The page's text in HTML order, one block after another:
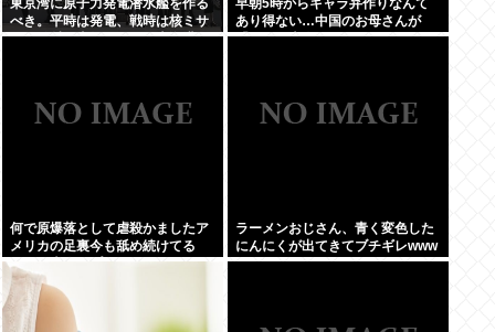
東京湾に原子力発電潜水艦を作る
べき。平時は発電、戦時は核ミサ
イル発射、事故ったら日本海溝に
早朝5時からキャラ弁作りなんて
あり得ない…中国のお母さんが
「なぜ日本人はそんなにがんばる
何で原爆落として虐殺かましたア
メリカの足裏今も舐め続けてる
の？日本人はプライドないの?
ラーメンおじさん、青く変色した
にんにくが出てきてブチギレwww